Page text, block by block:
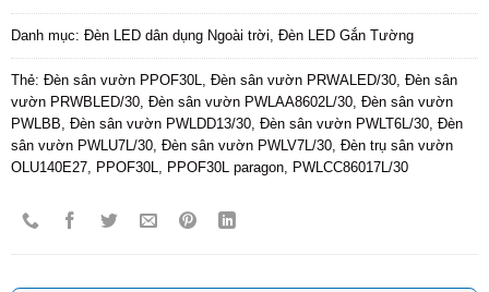
Danh mục: Đèn LED dân dụng Ngoài trời Đèn LED Gắn Tường
Thẻ: Đèn sân vườn PPOF30L Đèn sân vườn PRWALED/30 Đèn sân
vườn PRWBLED/30 Đèn sân vườn PWLAA8602L/30 Đèn sân vườn
PWLBB Đèn sân vườn PWLDD13/30 Đèn sân vườn PWLT6L/30 Đèn
sân vườn PWLU7L/30 Đèn sân vườn PWLV7L/30 Đèn trụ sân vườn
OLU140E27
PPOF30L PPOF30L paragon PWLCC86017L/30